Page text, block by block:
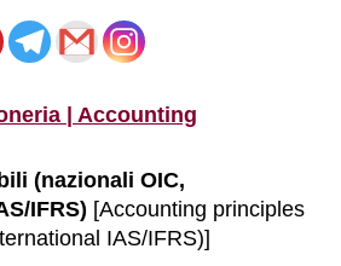
| Accounting
(nazionali OIC,
IFRS) [Accounting principles
IAS/IFRS)]